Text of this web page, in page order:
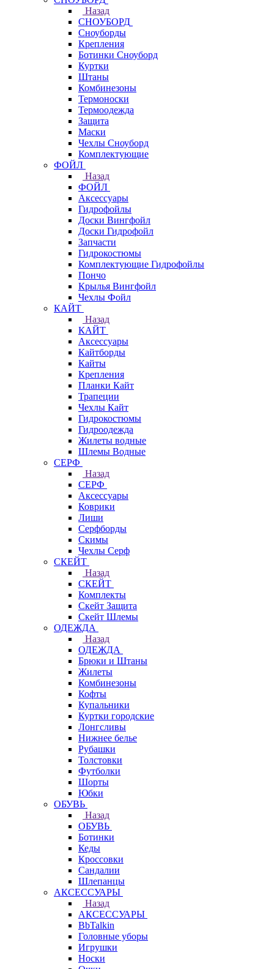
Назад
СНОУБОРД
Сноуборды
Крепления
Ботинки Сноуборд
Куртки
Штаны
Комбинезоны
Термоноски
Термоодежда
Защита
Маски
Чехлы Сноуборд
Комплектующие
ФОЙЛ
Назад
ФОЙЛ
Аксессуары
Гидрофойлы
Доски Вингфойл
Доски Гидрофойл
Запчасти
Гидрокостюмы
Комплектующие Гидрофойлы
Пончо
Крылья Вингфойл
Чехлы Фойл
КАЙТ
Назад
КАЙТ
Аксессуары
Кайтборды
Кайты
Крепления
Планки Кайт
Трапеции
Чехлы Кайт
Гидрокостюмы
Гидроодежда
Жилеты водные
Шлемы Водные
СЕРФ
Назад
СЕРФ
Аксессуары
Коврики
Лиши
Серфборды
Скимы
Чехлы Cерф
СКЕЙТ
Назад
СКЕЙТ
Комплекты
Скейт Защита
Скейт Шлемы
ОДЕЖДА
Назад
ОДЕЖДА
Брюки и Штаны
Жилеты
Комбинезоны
Кофты
Купальники
Куртки городские
Лонгсливы
Нижнее белье
Рубашки
Толстовки
Футболки
Шорты
Юбки
ОБУВЬ
Назад
ОБУВЬ
Ботинки
Кеды
Кроссовки
Сандалии
Шлепанцы
АКСЕССУАРЫ
Назад
АКСЕССУАРЫ
BbTalkin
Головные уборы
Игрушки
Носки